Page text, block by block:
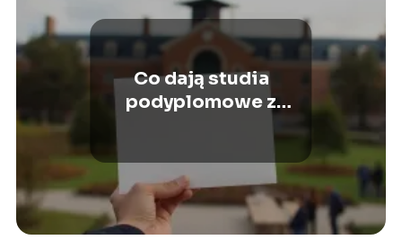
Co dają studia
podyplomowe z